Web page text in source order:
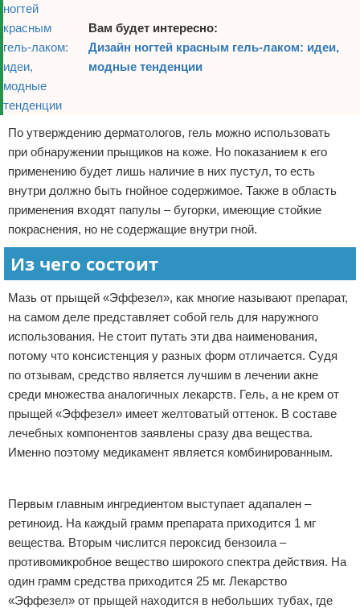
Вам будет интересно:
Дизайн ногтей красным гель-лаком: идеи,
модные тенденции
По утверждению дерматологов, гель можно использовать
при обнаружении прыщиков на коже. Но показанием к его
применению будет лишь наличие в них пустул, то есть
внутри должно быть гнойное содержимое. Также в область
применения входят папулы – бугорки, имеющие стойкие
покраснения, но не содержащие внутри гной.
Из чего состоит
Мазь от прыщей «Эффезел», как многие называют препарат,
на самом деле представляет собой гель для наружного
использования. Не стоит путать эти два наименования,
потому что консистенция у разных форм отличается. Судя
по отзывам, средство является лучшим в лечении акне
среди множества аналогичных лекарств. Гель, а не крем от
прыщей «Эффезел» имеет желтоватый оттенок. В составе
лечебных компонентов заявлены сразу два вещества.
Именно поэтому медикамент является комбинированным.
Первым главным ингредиентом выступает адапален –
ретиноид. На каждый грамм препарата приходится 1 мг
вещества. Вторым числится пероксид бензоила –
противомикробное вещество широкого спектра действия. На
один грамм средства приходится 25 мг. Лекарство
«Эффезел» от прыщей находится в небольших тубах, где